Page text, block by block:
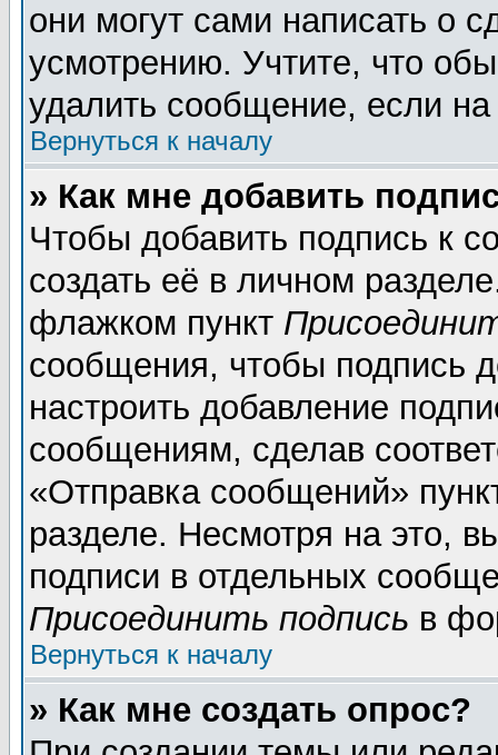
они могут сами написать о
усмотрению. Учтите, что
удалить сообщение, если на
Вернуться к началу
» Как мне добавить
Чтобы добавить подпись к
создать её в личном
флажком пункт
сообщения, чтобы подпись
настроить добавление
сообщениям, сделав
«Отправка сообщений»
разделе. Несмотря на это,
подписи в отдельных
Присоединить подпись в
Вернуться к началу
» Как мне создать опрос?